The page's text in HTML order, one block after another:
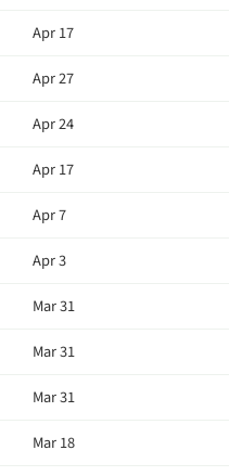
Apr 17
Apr 27
Apr 24
Apr 17
Apr 7
Apr 3
Mar 31
Mar 31
Mar 31
Mar 18